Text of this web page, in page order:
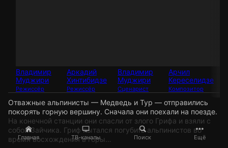
Главная ТВ-каналы Поиск Ещё
Владимир
Муджири
Режиссёр
Аркадий
Хинтибидзе
Режиссёр
Владимир
Муджири
Сценарист
Арчил
Кереселидзе
Композитор
Отважные альпинисты — Медведь и Тур — отправились
покорять горную вершину. Сначала они поехали на поезде.
На конечной станции они спасли от злого Грифа и взяли с
собой Зайчика. Гриф пытался погубить альпинистов во
время восхождения в горы…